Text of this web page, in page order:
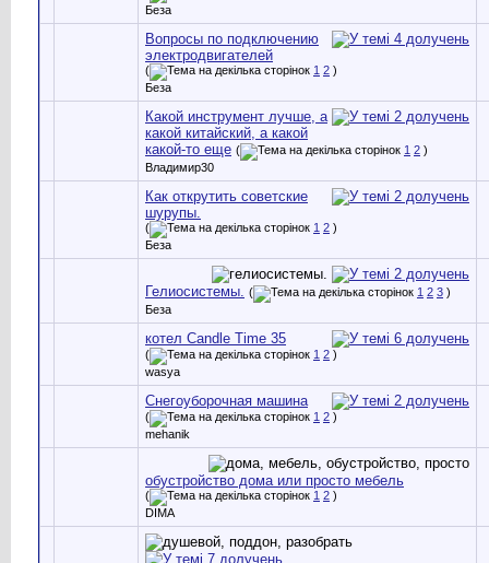
Беза
Вопросы по подключению
электродвигателей
( 1 2 )
Беза
Какой инструмент лучше, а
какой китайский, а какой
какой-то еще ( 1 2 )
Владимир30
Как открутить советские
шурупы.
( 1 2 )
Беза
Гелиосистемы. ( 1 2 3 )
Беза
котел Candle Time 35
( 1 2 )
wasya
Снегоуборочная машина
( 1 2 )
mehanik
обустройство дома или просто мебель
( 1 2 )
DIMA